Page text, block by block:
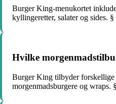
Burger King-menukortet
kyllingeretter, salater og sides. §
Hvilke
Burger King tilbyder forskellige
morgenmadsburgere og wraps. §